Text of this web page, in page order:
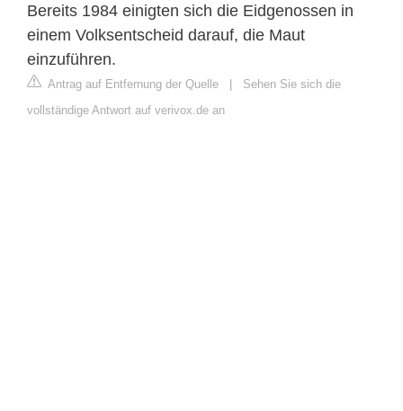
Bereits 1984 einigten sich die Eidgenossen in
einem Volksentscheid darauf, die Maut
einzuführen.
Antrag auf Entfernung der Quelle | Sehen Sie sich die
vollständige Antwort auf verivox.de an